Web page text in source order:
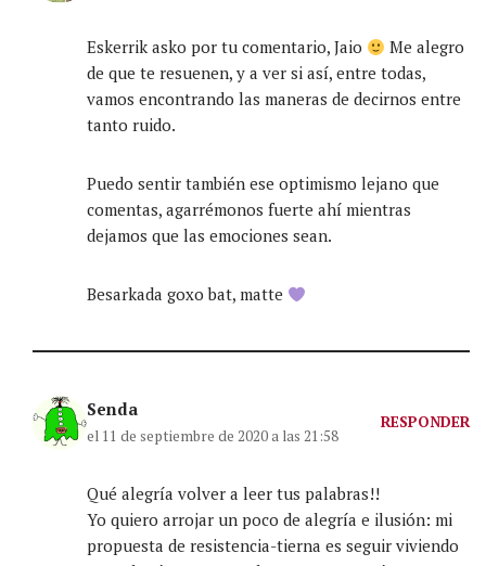
Eskerrik asko por tu comentario, Jaio
Me alegro
de que te resuenen, y a ver si así, entre todas,
vamos encontrando las maneras de decirnos entre
tanto ruido.
Puedo sentir también ese optimismo lejano que
comentas, agarrémonos fuerte ahí mientras
dejamos que las emociones sean.
Besarkada goxo bat, matte
Senda
el 11 de septiembre de 2020 a las 21:58
RESPONDER
Qué alegría volver a leer tus palabras!!
Yo quiero arrojar un poco de alegría e ilusión: mi
propuesta de resistencia-tierna es seguir viviendo